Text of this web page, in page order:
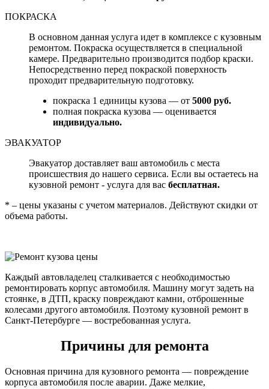
ПОКРАСКА
В основном данная услуга идет в комплексе с кузовным
ремонтом. Покраска осуществляется в специальной
камере. Предварительно производится подбор краски.
Непосредственно перед покраской поверхность
проходит предварительную подготовку.
покраска 1 единицы кузова — от 5000 руб.
полная покраска кузова — оценивается
индивидуально.
ЭВАКУАТОР
Эвакуатор доставляет ваш автомобиль с места
происшествия до нашего сервиса. Если вы остаетесь на
кузовной ремонт - услуга для вас бесплатная.
* – цены указаны с учетом материалов. Действуют скидки от
объема работы.
Каждый автовладелец сталкивается с необходимостью
ремонтировать корпус автомобиля. Машину могут задеть на
стоянке, в ДТП, краску повреждают камни, отброшенные
колесами другого автомобиля. Поэтому кузовной ремонт в
Санкт-Петербурге — востребованная услуга.
Причины для ремонта
Основная причина для кузовного ремонта — повреждение
корпуса автомобиля после аварии. Даже мелкие,